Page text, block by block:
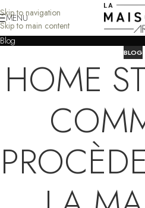
Skip to navigation
Skip to main content
MENU
Blog
BLOG
HOME